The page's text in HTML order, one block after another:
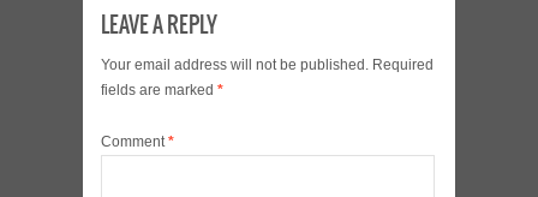
LEAVE A REPLY
Your email address will not be published. Required
fields are marked *
Comment *